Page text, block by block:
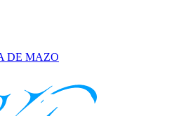
DE MAZO